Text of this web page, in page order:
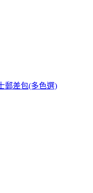
郵差包(多色選)